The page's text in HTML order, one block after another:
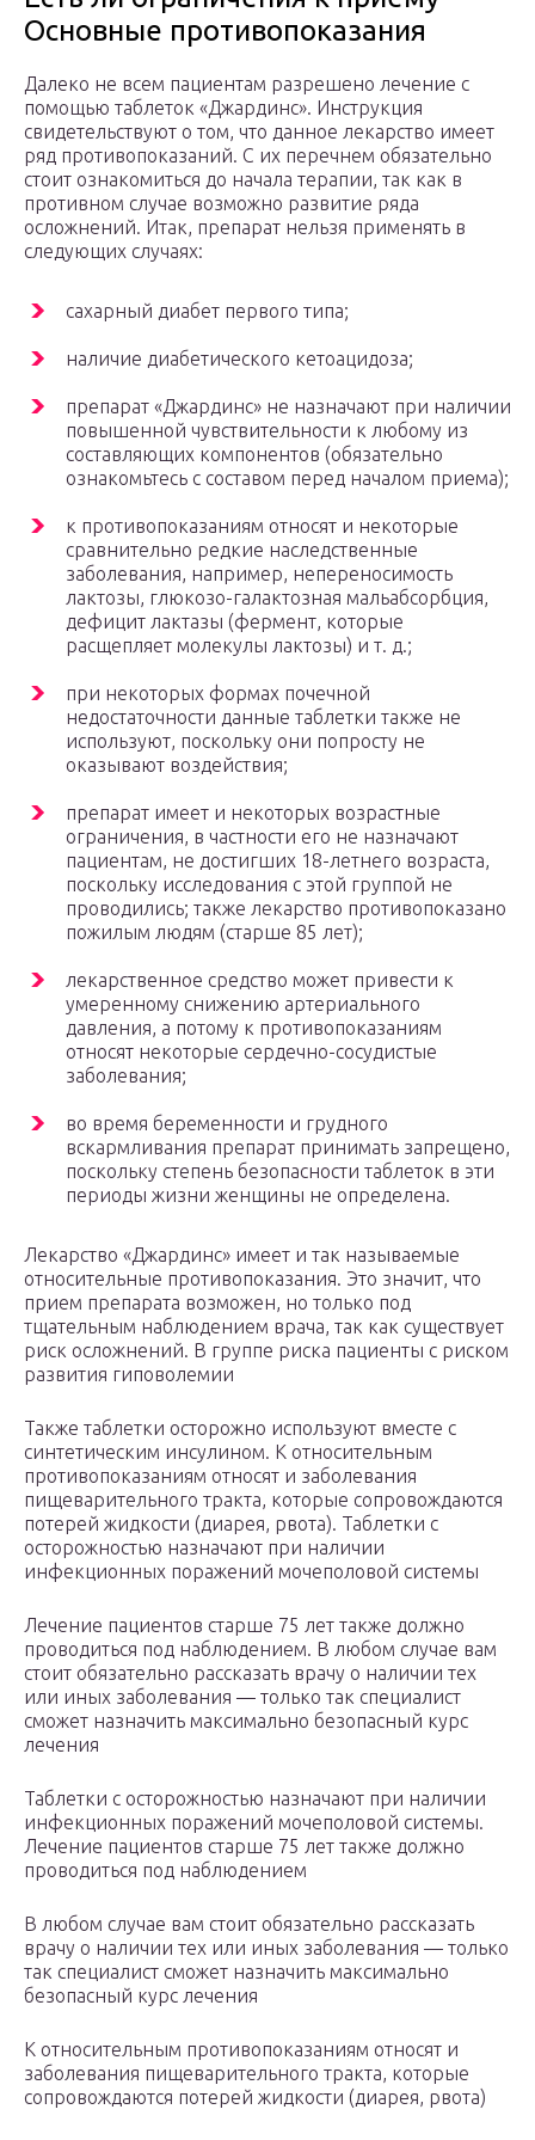
Основные противопоказания
Далеко не всем пациентам разрешено лечение с
помощью таблеток «Джардинс». Инструкция
свидетельствуют о том, что данное лекарство имеет
ряд противопоказаний. С их перечнем обязательно
стоит ознакомиться до начала терапии, так как в
противном случае возможно развитие ряда
осложнений. Итак, препарат нельзя применять в
следующих случаях:
сахарный диабет первого типа;
наличие диабетического кетоацидоза;
препарат «Джардинс» не назначают при наличии
повышенной чувствительности к любому из
составляющих компонентов (обязательно
ознакомьтесь с составом перед началом приема);
к противопоказаниям относят и некоторые
сравнительно редкие наследственные
заболевания, например, непереносимость
лактозы, глюкозо-галактозная мальабсорбция,
дефицит лактазы (фермент, которые
расщепляет молекулы лактозы) и т. д.;
при некоторых формах почечной
недостаточности данные таблетки также не
используют, поскольку они попросту не
оказывают воздействия;
препарат имеет и некоторых возрастные
ограничения, в частности его не назначают
пациентам, не достигших 18-летнего возраста,
поскольку исследования с этой группой не
проводились; также лекарство противопоказано
пожилым людям (старше 85 лет);
лекарственное средство может привести к
умеренному снижению артериального
давления, а потому к противопоказаниям
относят некоторые сердечно-сосудистые
заболевания;
во время беременности и грудного
вскармливания препарат принимать запрещено,
поскольку степень безопасности таблеток в эти
периоды жизни женщины не определена.
Лекарство «Джардинс» имеет и так называемые
относительные противопоказания. Это значит, что
прием препарата возможен, но только под
тщательным наблюдением врача, так как существует
риск осложнений. В группе риска пациенты с риском
развития гиповолемии
Также таблетки осторожно используют вместе с
синтетическим инсулином. К относительным
противопоказаниям относят и заболевания
пищеварительного тракта, которые сопровождаются
потерей жидкости (диарея, рвота). Таблетки с
осторожностью назначают при наличии
инфекционных поражений мочеполовой системы
Лечение пациентов старше 75 лет также должно
проводиться под наблюдением. В любом случае вам
стоит обязательно рассказать врачу о наличии тех
или иных заболевания — только так специалист
сможет назначить максимально безопасный курс
лечения
Таблетки с осторожностью назначают при наличии
инфекционных поражений мочеполовой системы.
Лечение пациентов старше 75 лет также должно
проводиться под наблюдением
В любом случае вам стоит обязательно рассказать
врачу о наличии тех или иных заболевания — только
так специалист сможет назначить максимально
безопасный курс лечения
К относительным противопоказаниям относят и
заболевания пищеварительного тракта, которые
сопровождаются потерей жидкости (диарея, рвота)